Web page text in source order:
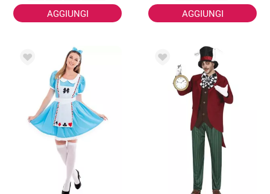
AGGIUNGI AGGIUNGI